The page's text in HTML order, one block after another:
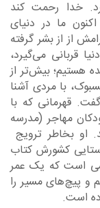
خدا رحمت کند
ما در دنیای
از از بشر گرفته
قربانی ‌می‌گیرد،
هستیم؛ بیش‌تر از
با مردی آشنا
قهرمانی که با
مهاجر (مدرسه
او بخاطر ترویج
کشورش کتاب
است که یک عمر
و پیچ‌های مسیر را
است.